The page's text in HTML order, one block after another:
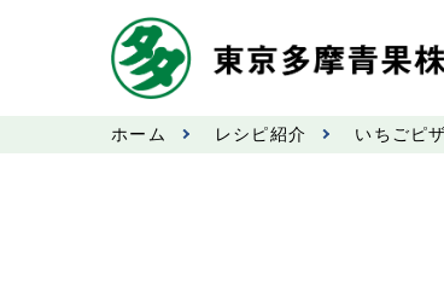
ホーム レシピ紹介 いちごピザ